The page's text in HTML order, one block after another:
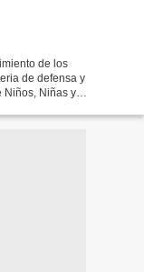
de los
de defensa y
Niños, Niñas y